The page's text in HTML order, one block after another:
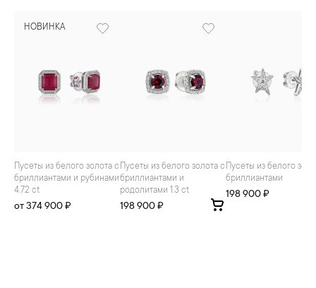
НОВИНКА
Пусеты из белого золота с
бриллиантами и рубинами
4.72 ct
от 374 900 ₽
Пусеты из белого золота с
бриллиантами и
родолитами 1.3 ct
198 900 ₽
Пусеты из белого золота с
бриллиантами
198 900 ₽